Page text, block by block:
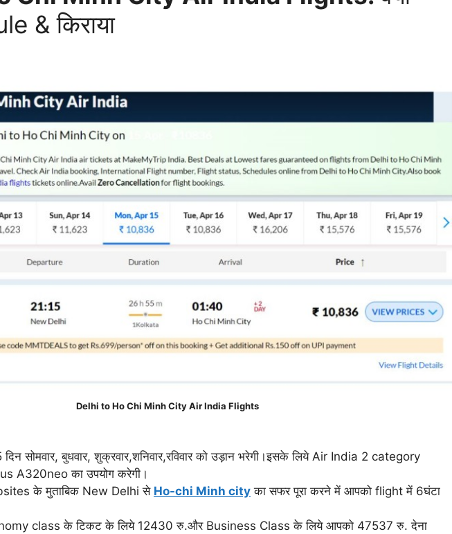
& किराया
Delhi to Ho Chi Minh City Air India Flights
सोमवार, बुधवार, शुक्रवार,शनिवार,रविवार को उड़ान भरेगी।इसके लिये Air India 2 category
A320neo का उपयोग करेगी।
के मुताबिक New Delhi से Ho-chi Minh city का सफर पूरा करने में आपको flight में 6घंटा
class के टिकट के लिये 12430 रु.और Business Class के लिये आपको 47537 रु. देना